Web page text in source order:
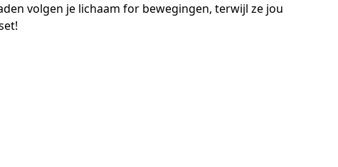
volgen je lichaam for bewegingen, terwijl ze jou